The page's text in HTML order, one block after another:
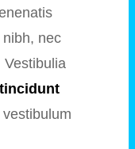
nec
Vestibulia